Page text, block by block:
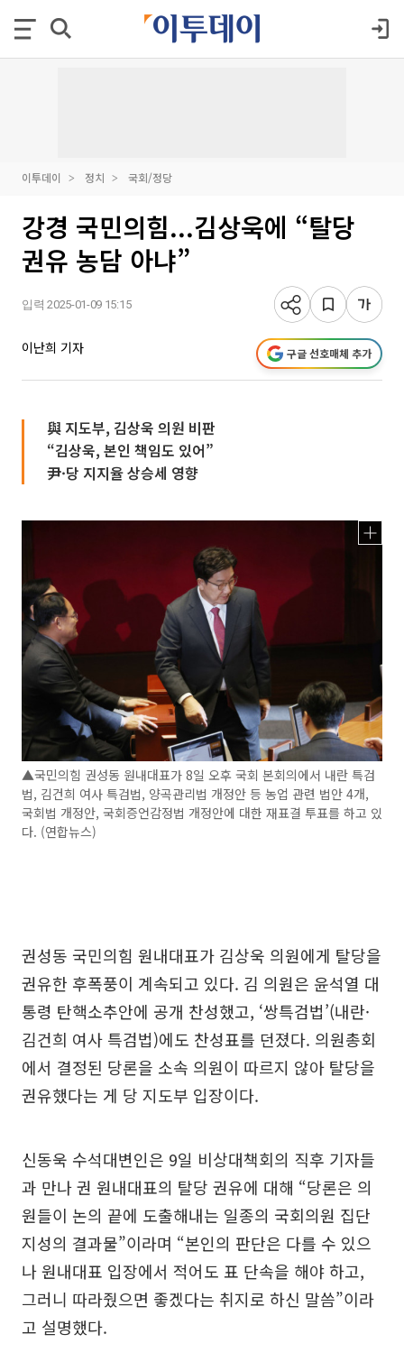
이투데이 정치 국회/정당
강경 국민의힘...김상욱에 “탈당
권유 농담 아냐”
입력 2025-01-09 15:15
이난희 기자 구글 선호매체 추가
與 지도부, 김상욱 의원 비판
“김상욱, 본인 책임도 있어”
尹·당 지지율 상승세 영향
▲국민의힘 권성동 원내대표가 8일 오후 국회 본회의에서 내란 특검
법, 김건희 여사 특검법, 양곡관리법 개정안 등 농업 관련 법안 4개,
국회법 개정안, 국회증언감정법 개정안에 대한 재표결 투표를 하고 있
다. (연합뉴스)
권성동 국민의힘 원내대표가 김상욱 의원에게 탈당을
권유한 후폭풍이 계속되고 있다. 김 의원은 윤석열 대
통령 탄핵소추안에 공개 찬성했고, ‘쌍특검법’(내란·
김건희 여사 특검법)에도 찬성표를 던졌다. 의원총회
에서 결정된 당론을 소속 의원이 따르지 않아 탈당을
권유했다는 게 당 지도부 입장이다.
신동욱 수석대변인은 9일 비상대책회의 직후 기자들
과 만나 권 원내대표의 탈당 권유에 대해 “당론은 의
원들이 논의 끝에 도출해내는 일종의 국회의원 집단
지성의 결과물”이라며 “본인의 판단은 다를 수 있으
나 원내대표 입장에서 적어도 표 단속을 해야 하고,
그러니 따라줬으면 좋겠다는 취지로 하신 말씀”이라
고 설명했다.